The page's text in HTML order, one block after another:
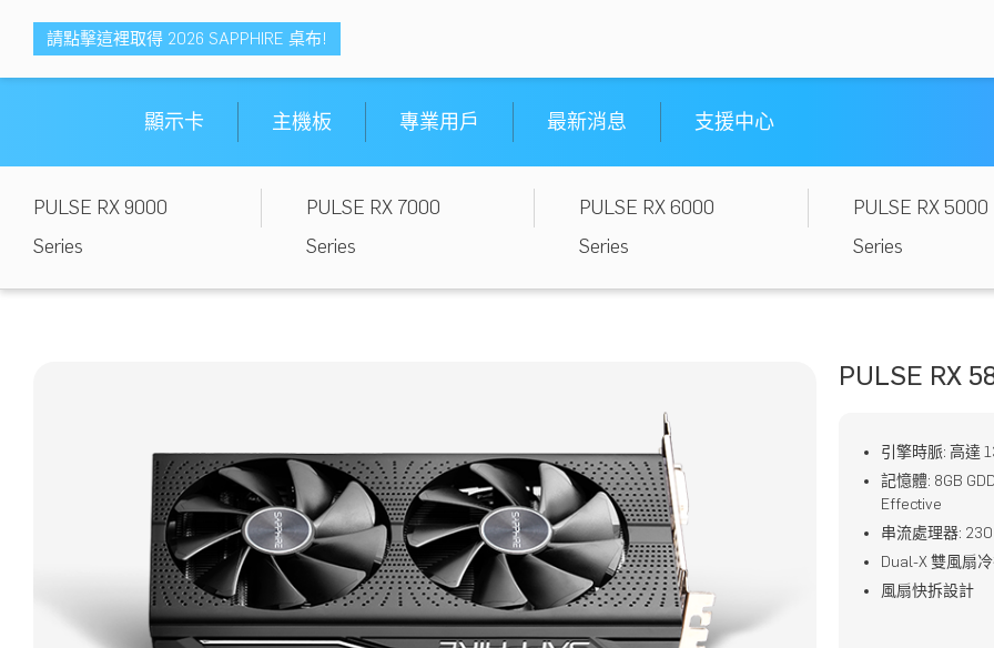
請點擊這裡取得 2026 SAPPHIRE 桌布!
顯示卡 主機板 專業用戶 最新消息 支援中心
PULSE RX 9000
Series
PULSE RX 7000
Series
PULSE RX 6000
Series
PULSE RX 5000
Series
PULSE RX
引擎時脈: 高達
記憶體: 8GB
Effective
串流處理器:
Dual-X 雙風扇
風扇快拆設計